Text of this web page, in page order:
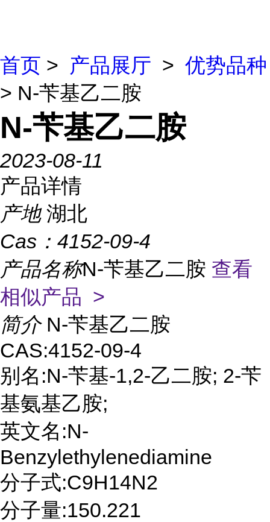
首页 > 产品展厅 > 优势品种
> N-苄基乙二胺
N-苄基乙二胺
2023-08-11
产品详情
产地 湖北
Cas： 4152-09-4
产品名称N-苄基乙二胺 查看
相似产品 >
简介 N-苄基乙二胺
CAS:4152-09-4
别名:N-苄基-1,2-乙二胺; 2-苄
基氨基乙胺;
英文名:N-
Benzylethylenediamine
分子式:C9H14N2
分子量:150.221